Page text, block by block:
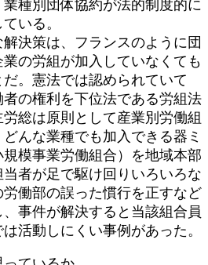
種別団体協約が法的制度的に
いる。
決策は、フランスのように団
の労組が加入していなくても
。憲法では認められていて
の権利を下位法である労組法
総は原則として産業別労働組
んな業種でも加入できる器ミ
模事業労働組合）を地域本部
者が足で駆け回りいろいろな
働部の誤った慣行を正すなど
事件が解決すると当該組合員
活動しにくい事例があった。